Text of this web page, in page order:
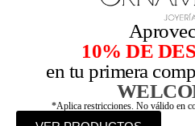
10% DE
en tu primera
*Aplica restricciones. No válido en